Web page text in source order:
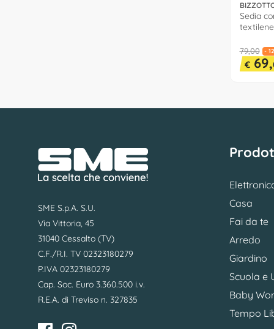
Sedia
79,00 -
€69,
SME S.p.A. S.U.
Via Vittoria, 45
31040 Cessalto (TV)
C.F./R.I. TV 02323180279
P.IVA 02323180279
Cap. Soc. Euro 3.360.500 i.v.
R.E.A. di Treviso n. 327835
Casa
Fai da te
Arredo
Giardino
Scuola e
Baby
Tempo